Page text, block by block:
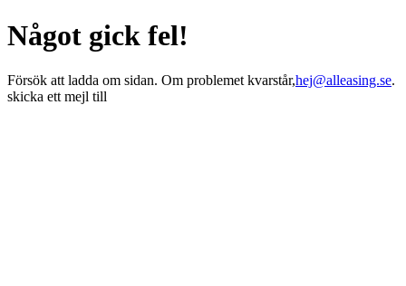
Något gick fel!
Försök att ladda om sidan. Om problemet kvarstår,hej@alleasing.se.
skicka ett mejl till